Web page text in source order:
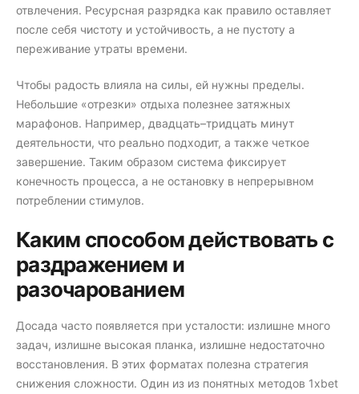
отвлечения. Ресурсная разрядка как правило оставляет
после себя чистоту и устойчивость, а не пустоту а
переживание утраты времени.
Чтобы радость влияла на силы, ей нужны пределы.
Небольшие «отрезки» отдыха полезнее затяжных
марафонов. Например, двадцать–тридцать минут
деятельности, что реально подходит, а также четкое
завершение. Таким образом система фиксирует
конечность процесса, а не остановку в непрерывном
потреблении стимулов.
Каким способом действовать с
раздражением и
разочарованием
Досада часто появляется при усталости: излишне много
задач, излишне высокая планка, излишне недостаточно
восстановления. В этих форматах полезна стратегия
снижения сложности. Один из из понятных методов 1xbet